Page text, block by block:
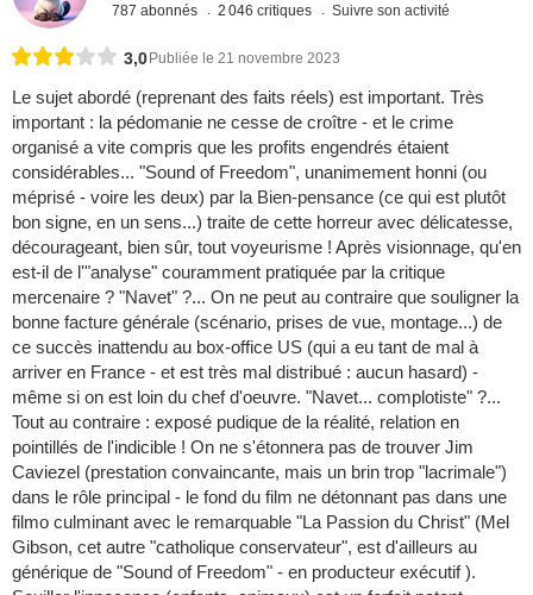
787 abonnés 2 046 critiques Suivre son activité
3,0 Publiée le 21 novembre 2023
Le sujet abordé (reprenant des faits réels) est important. Très
important : la pédomanie ne cesse de croître - et le crime
organisé a vite compris que les profits engendrés étaient
considérables... "Sound of Freedom", unanimement honni (ou
méprisé - voire les deux) par la Bien-pensance (ce qui est plutôt
bon signe, en un sens...) traite de cette horreur avec délicatesse,
décourageant, bien sûr, tout voyeurisme ! Après visionnage, qu'en
est-il de l'"analyse" couramment pratiquée par la critique
mercenaire ? "Navet" ?... On ne peut au contraire que souligner la
bonne facture générale (scénario, prises de vue, montage...) de
ce succès inattendu au box-office US (qui a eu tant de mal à
arriver en France - et est très mal distribué : aucun hasard) -
même si on est loin du chef d'oeuvre. "Navet... complotiste" ?...
Tout au contraire : exposé pudique de la réalité, relation en
pointillés de l'indicible ! On ne s'étonnera pas de trouver Jim
Caviezel (prestation convaincante, mais un brin trop "lacrimale")
dans le rôle principal - le fond du film ne détonnant pas dans une
filmo culminant avec le remarquable "La Passion du Christ" (Mel
Gibson, cet autre "catholique conservateur", est d'ailleurs au
générique de "Sound of Freedom" - en producteur exécutif ).